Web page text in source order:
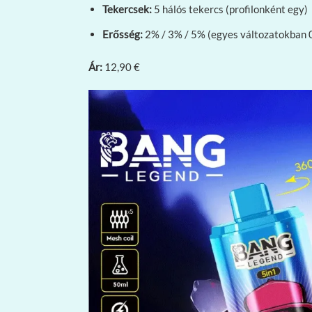
Tekercsek:5 hálós tekercs (profilonként egy)
Erősség:2% / 3% / 5% (egyes változatokban
Ár: 12,90 €